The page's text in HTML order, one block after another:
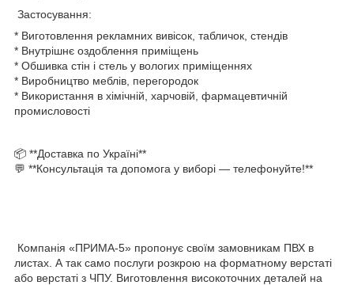
Застосування:
* Виготовлення рекламних вивісок, табличок, стендів
* Внутрішнє оздоблення приміщень
* Обшивка стін і стель у вологих приміщеннях
* Виробництво меблів, перегородок
* Використання в хімічній, харчовій, фармацевтичній
промисловості
📦 **Доставка по Україні**
💬 **Консультація та допомога у виборі — телефонуйте!**
Компанія «ПРИМА-5» пропонує своїм замовникам ПВХ в
листах. А так само послуги розкрою на форматному верстаті
або верстаті з ЧПУ. Виготовлення високоточних деталей на